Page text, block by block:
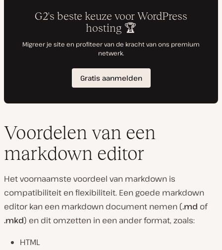
Voordelen van een
markdown editor
Het voornaamste voordeel van markdown is
compatibiliteit en flexibiliteit. Een goede markdown
editor kan een markdown document nemen (.md of
.mkd) en dit omzetten in een ander format, zoals:
HTML